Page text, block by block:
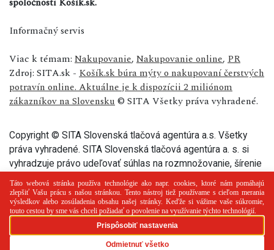
Informačný servis
Viac k témam: Nakupovanie, Nakupovanie online, PR
Zdroj: SITA.sk - Košík.sk búra mýty o nakupovaní čerstvých
potravín online. Aktuálne je k dispozícii 2 miliónom
zákazníkov na Slovensku © SITA Všetky práva vyhradené.
Copyright © SITA Slovenská tlačová agentúra a.s. Všetky
práva vyhradené. SITA Slovenská tlačová agentúra a. s. si
vyhradzuje právo udeľovať súhlas na rozmnožovanie, šírenie